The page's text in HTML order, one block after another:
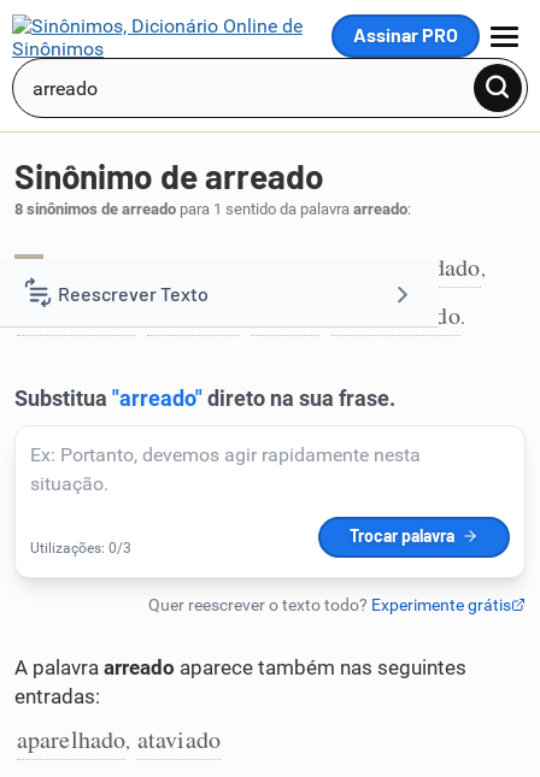
Assinar PRO
MENU
Reescrever Texto
Corrigir Texto
Detector de IA
Cata-letras
Sinônimo de arreado
8 sinônimos de arreado para 1 sentido da palavra arreado:
alindado,
embelezado ornamentado.
A palavra arreado aparece também nas seguintes
entradas:
aparelhado, ataviado